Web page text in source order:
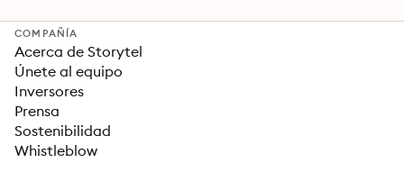
COMPAÑÍA
Acerca de Storytel
Únete al equipo
Inversores
Prensa
Sostenibilidad
Whistleblow